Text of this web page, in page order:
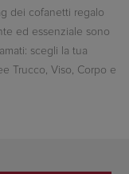
dei cofanetti regalo
ed essenziale sono
scegli la tua
Trucco, Viso, Corpo e